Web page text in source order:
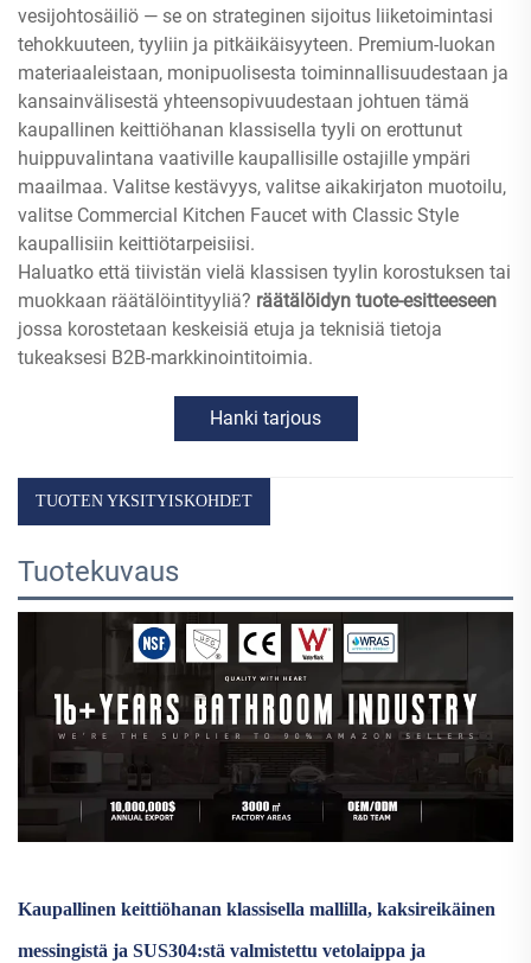
vesijohtosäiliö — se on strateginen sijoitus liiketoimintasi
tehokkuuteen, tyyliin ja pitkäikäisyyteen. Premium-luokan
materiaaleistaan, monipuolisesta toiminnallisuudestaan ja
kansainvälisestä yhteensopivuudestaan johtuen tämä
kaupallinen keittiöhanan klassisella tyyli on erottunut
huippuvalintana vaativille kaupallisille ostajille ympäri
maailmaa. Valitse kestävyys, valitse aikakirjaton muotoilu,
valitse Commercial Kitchen Faucet with Classic Style
kaupallisiin keittiötarpeisiisi.
Haluatko että tiivistän vielä klassisen tyylin korostuksen tai
muokkaan räätälöintityyliä? räätälöidyn tuote-esitteeseen
jossa korostetaan keskeisiä etuja ja teknisiä tietoja
tukeaksesi B2B-markkinointitoimia.
Hanki tarjous
TUOTEN YKSITYISKOHDET
Tuotekuvaus
Kaupallinen keittiöhanan klassisella mallilla, kaksireikäinen
messingistä ja SUS304:stä valmistettu vetolaippa ja